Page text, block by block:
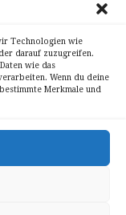
Technologien wie
darauf zuzugreifen.
wie das
Wenn du deine
Merkmale und
von